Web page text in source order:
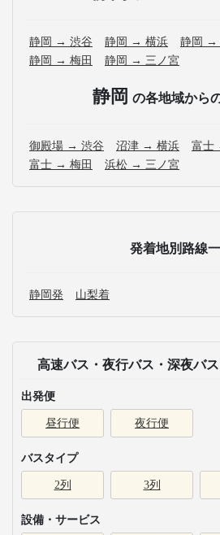
静岡 → 渋谷 静岡 → 横浜
静岡 →
静岡 → 梅田
静岡 → 三ノ宮
静岡 の各地域から
御殿場 → 渋谷 沼津 → 横浜
富士
富士 → 梅田
浜松 → 三ノ宮
発着地別路線
静岡発 山梨着
高速バス・夜行バス・深夜バ
出発便
昼行便 夜行便
バスタイプ
2列 3列
設備・サービス